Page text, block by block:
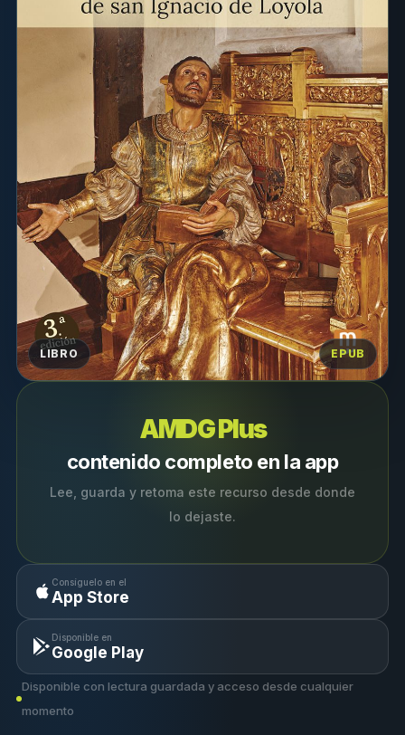
LIBRO EPUB
AMDG Plus
contenido completo en la app
Lee, guarda y retoma este recurso desde donde
lo dejaste.
Consíguelo en el
App Store
Disponible en
Google Play
Disponible con lectura guardada y acceso desde cualquier
momento